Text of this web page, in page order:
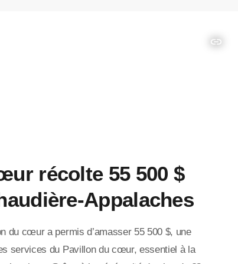
insert_link
récolte 55 500 $
Appalaches
du cœur a permis d’amasser 55 500 $, une
services du Pavillon du cœur, essentiel à la